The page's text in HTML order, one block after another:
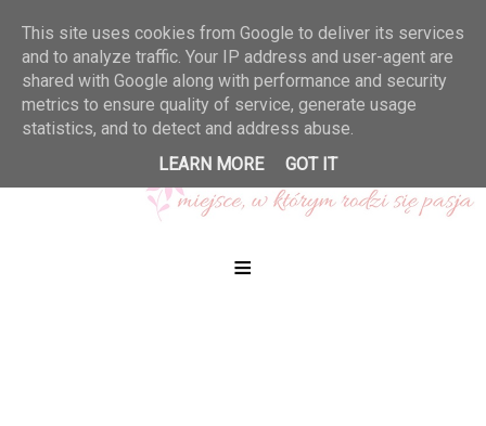
≡
This site uses cookies from Google to deliver its services
and to analyze traffic. Your IP address and user-agent are
shared with Google along with performance and security
metrics to ensure quality of service, generate usage
statistics, and to detect and address abuse.
LEARN MORE
GOT IT